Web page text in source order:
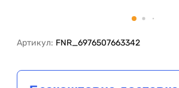
Артикул: FNR_6976507663342